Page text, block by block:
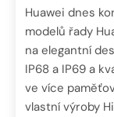
Huawei dnes
modelů řady
na elegantní
IP68 a IP69 a
ve více
vlastní výroby